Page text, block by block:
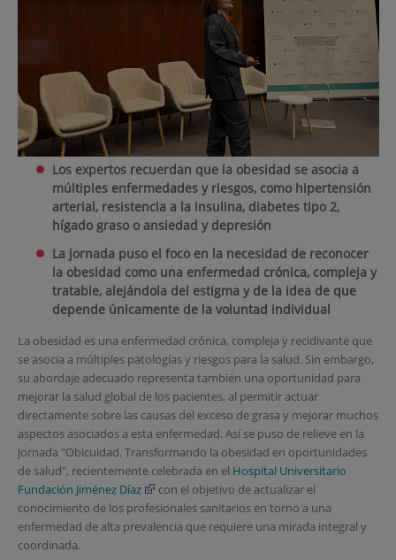
Los expertos recuerdan que la obesidad se asocia a
múltiples enfermedades y riesgos, como hipertensión
arterial, resistencia a la insulina, diabetes tipo 2,
hígado graso o ansiedad y depresión
La jornada puso el foco en la necesidad de reconocer
la obesidad como una enfermedad crónica, compleja y
tratable, alejándola del estigma y de la idea de que
depende únicamente de la voluntad individual
La obesidad es una enfermedad crónica, compleja y recidivante que
se asocia a múltiples patologías y riesgos para la salud. Sin embargo,
su abordaje adecuado representa también una oportunidad para
mejorar la salud global de los pacientes, al permitir actuar
directamente sobre las causas del exceso de grasa y mejorar muchos
aspectos asociados a esta enfermedad. Así se puso de relieve en la
jornada "Obicuidad. Transformando la obesidad en oportunidades
de salud", recientemente celebrada en el Hospital Universitario
Fundación Jiménez Díaz
con el objetivo de actualizar el
conocimiento de los profesionales sanitarios en torno a una
enfermedad de alta prevalencia que requiere una mirada integral y
coordinada.